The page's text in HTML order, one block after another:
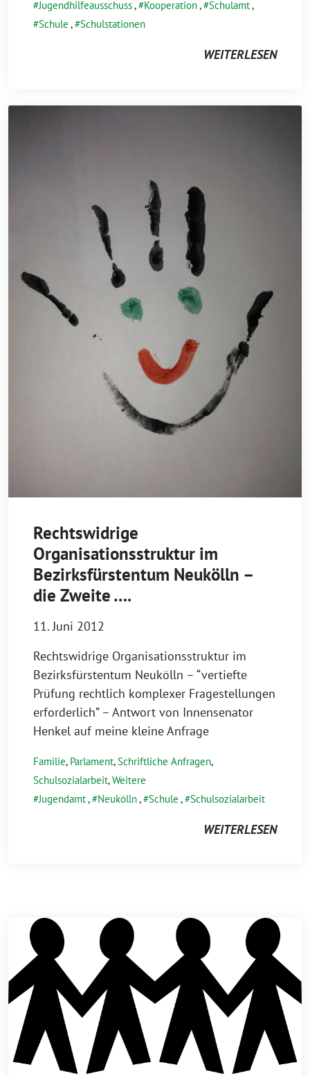
Jugendhilfeausschuss, Kooperation, Schulamt,
Schule , Schulstationen
WEITERLESEN
Rechtswidrige
Organisationsstruktur im
Bezirksfürstentum Neukölln –
die Zweite ….
11. Juni 2012
Rechtswidrige Organisationsstruktur im
Bezirksfürstentum Neukölln – “vertiefte
Prüfung rechtlich komplexer Fragestellungen
erforderlich” – Antwort von Innensenator
Henkel auf meine kleine Anfrage
Familie, Parlament,Schriftliche Anfragen,
Schulsozialarbeit,Weitere
Jugendamt, Neukölln, Schule , Schulsozialarbeit
WEITERLESEN